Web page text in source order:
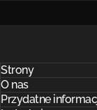
Strony
O nas
Przydatne